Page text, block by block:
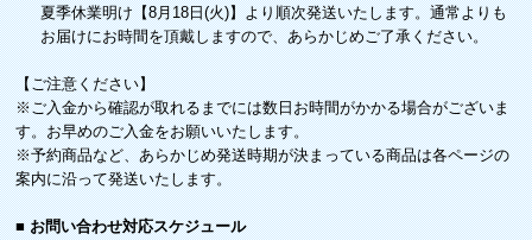
夏季休業明け【8月18日(火)】より順次発送いたします。通常よりも
お届けにお時間を頂戴しますので、あらかじめご了承ください。
【ご注意ください】
※ご入金から確認が取れるまでには数日お時間がかかる場合がございま
す。お早めのご入金をお願いいたします。
※予約商品など、あらかじめ発送時期が決まっている商品は各ページの
案内に沿って発送いたします。
■ お問い合わせ対応スケジュール